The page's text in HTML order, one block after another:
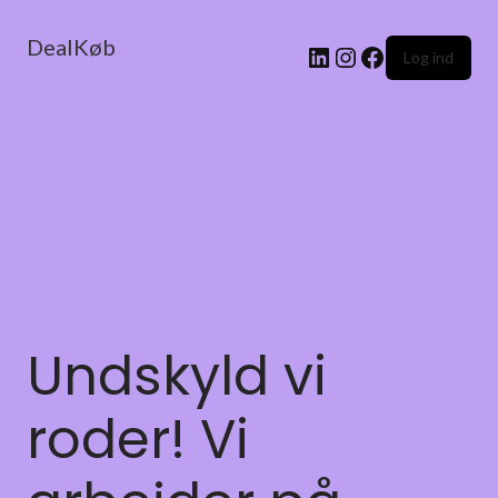
DealKøb Log ind
Undskyld vi
roder! Vi